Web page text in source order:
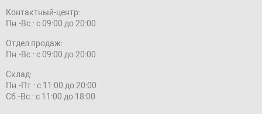
Контактный-центр:
Пн.-Вс.: с 09:00 до 20:00
Отдел продаж:
Пн.-Вс.: с 09:00 до 20:00
Склад:
Пн.-Пт.: с 11:00 до 20:00
Сб.-Вс.: с 11:00 до 18:00